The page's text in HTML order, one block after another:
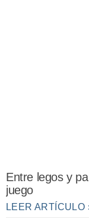
Entre legos y
juego
LEER ARTÍCULO